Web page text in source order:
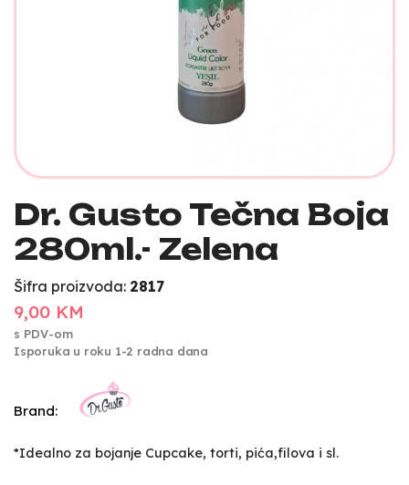
Dr. Gusto Tečna Boja
280ml.- Zelena
Šifra proizvoda: 2817
9,00 KM
s PDV-om
Isporuka u roku 1-2 radna dana
Brand:
*Idealno za bojanje Cupcake, torti, pića,filova i sl.